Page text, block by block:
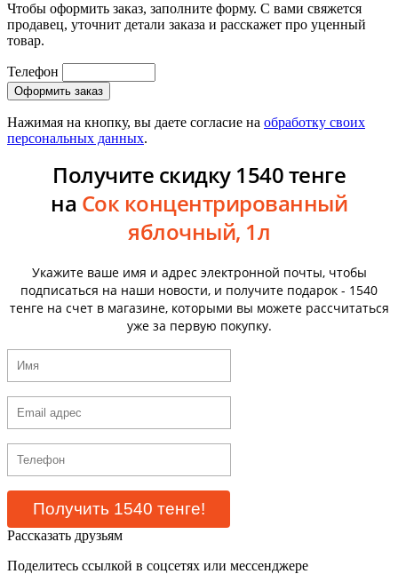
Чтобы оформить заказ, заполните форму. С вами свяжется
продавец, уточнит детали заказа и расскажет про уценный
товар.
Телефон
Нажимая на кнопку, вы даете согласие на обработку своих
персональных данных.
Получите скидку 1540 тенге
на Сок концентрированный
яблочный, 1л
Укажите ваше имя и адрес электронной почты, чтобы
подписаться на наши новости, и получите подарок - 1540
тенге на счет в магазине, которыми вы можете рассчитаться
уже за первую покупку.
Рассказать друзьям
Поделитесь ссылкой в соцсетях или мессенджере